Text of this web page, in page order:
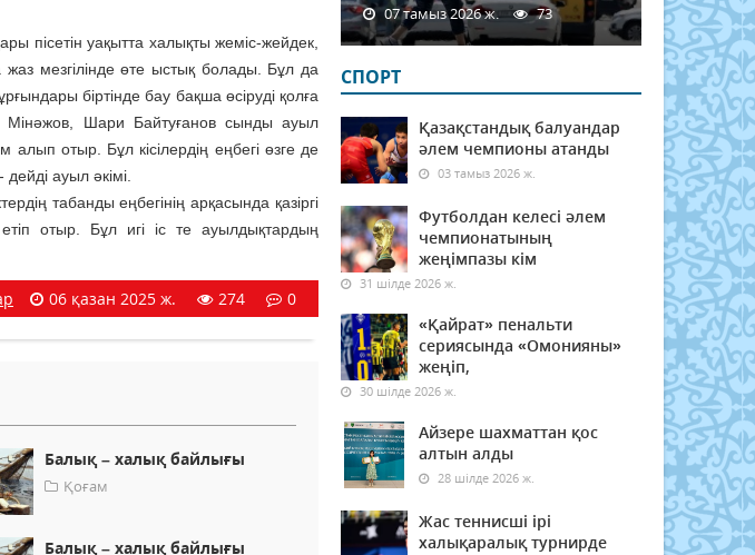
пісетін уақытта халықты жеміс-жейдек,
мезгілінде өте ыстық болады. Бұл да
біртінде бау бақша өсіруді қолға
Шари Байтуғанов сынды ауыл
отыр. Бұл кісілердің еңбегі өзге де
ауыл әкімі.
табанды еңбегінің арқасында қазіргі
отыр. Бұл игі іс те ауылдықтардың
06 қазан 2025 ж. 274 0
Балық – халық байлығы
Қоғам
Балық – халық байлығы
07 тамыз 2026 ж. 73
СПОРТ
Қазақстандық балуандар
әлем чемпионы атанды
03 тамыз 2026 ж.
Футболдан келесі әлем
чемпионатының
жеңімпазы кім
31 шілде 2026 ж.
«Қайрат» пенальти
сериясында «Омонияны»
жеңіп,
30 шілде 2026 ж.
Айзере шахматтан қос
алтын алды
28 шілде 2026 ж.
Жас теннисші ірі
халықаралық турнирде